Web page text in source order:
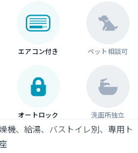
エアコン付き ペット相談可
オートロック 洗面所独立
機、給湯、バストイレ別、専用ト